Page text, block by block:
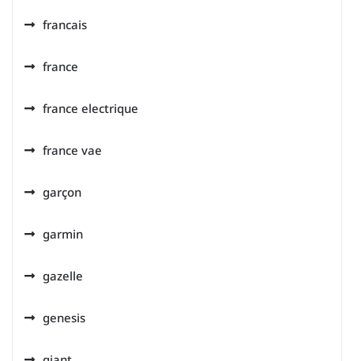
francais
france
france electrique
france vae
garçon
garmin
gazelle
genesis